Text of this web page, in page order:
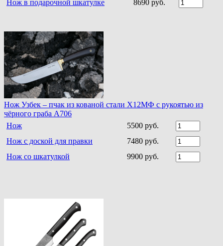
Нож в подарочной шкатулке 8690 руб.
Нож Узбек – пчак из кованой стали Х12МФ с рукоятью из
чёрного граба A706
Нож
5500 руб.
Нож с доской для правки
7480 руб.
Нож со шкатулкой
9900 руб.